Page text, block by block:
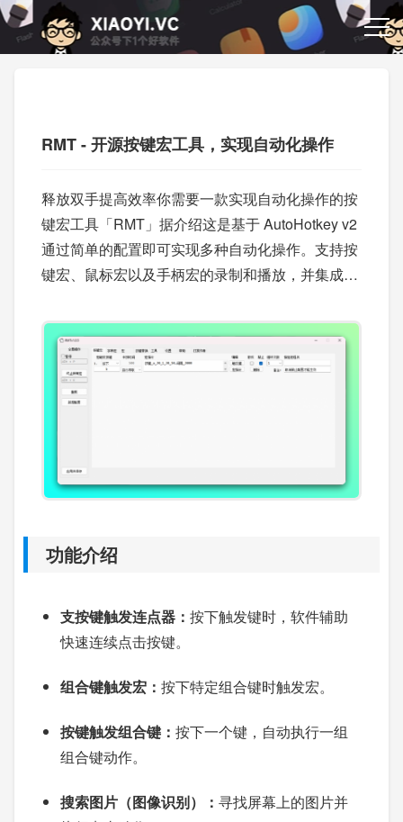
RMT - 开源按键宏工具，实现自动化操作
释放双手提高效率你需要一款实现自动化操作的按
键宏工具「RMT」据介绍这是基于 AutoHotkey v2
通过简单的配置即可实现多种自动化操作。支持按
键宏、鼠标宏以及手柄宏的录制和播放，并集成了
满足从游戏辅助到提升办公效率的多种需求。
功能介绍
支按键触发连点器： 按下触发键时，软件辅助
快速连续点击按键。
组合键触发宏： 按下特定组合键时触发宏。
按键触发组合键： 按下一个键，自动执行一组
组合键动作。
搜索图片（图像识别）： 寻找屏幕上的图片并